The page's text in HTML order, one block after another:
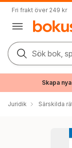
Fri frakt över 249 kr
Sök bok,
Skapa
Juridik Särskilda